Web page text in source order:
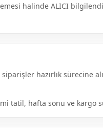
halinde ALICI
hazırlık sürecine
tatil, hafta sonu ve kargo